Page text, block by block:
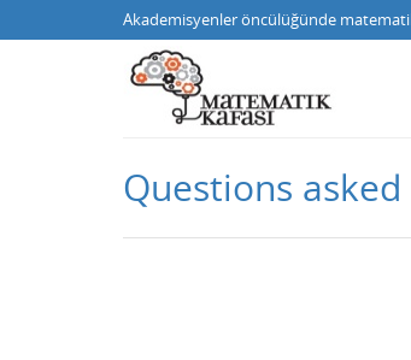
Akademisyenler öncülüğünde
Questions